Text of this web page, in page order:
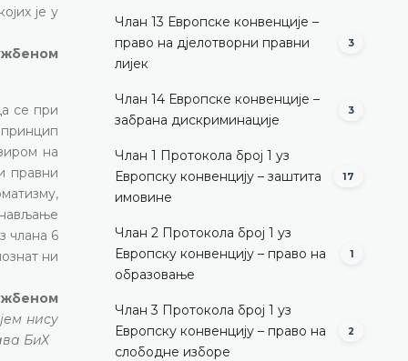
је у
се при
на
правни
члана 6
ни
нису
БиХ
Члан 13 Европске конвенције –
право на дјелотворни правни
лијек
3
Члан 14 Европске конвенције –
забрана дискриминације
3
Члан 1 Протокола број 1 уз
Европску конвенцију – заштита
имовине
17
Члан 2 Протокола број 1 уз
Европску конвенцију – право на
образовање
1
Члан 3 Протокола број 1 уз
Европску конвенцију – право на
слободне изборе
2